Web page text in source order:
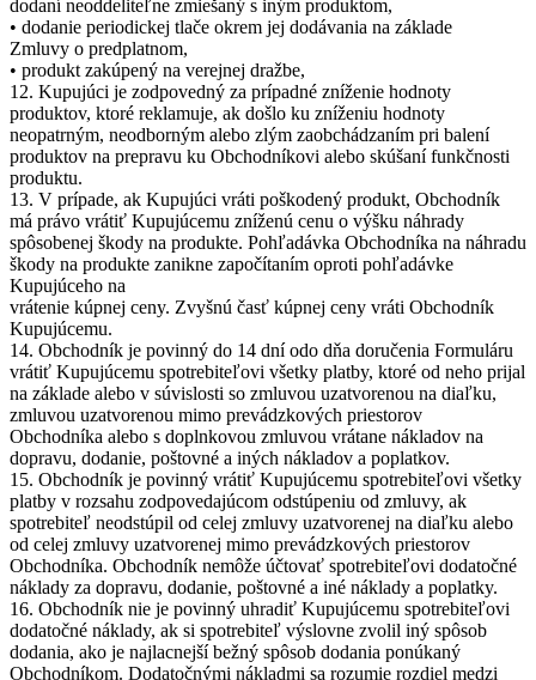
dodaní neoddeliteľne zmiešaný s iným produktom,
• dodanie periodickej tlače okrem jej dodávania na základe
Zmluvy o predplatnom,
• produkt zakúpený na verejnej dražbe,
12. Kupujúci je zodpovedný za prípadné zníženie hodnoty
produktov, ktoré reklamuje, ak došlo ku zníženiu hodnoty
neopatrným, neodborným alebo zlým zaobchádzaním pri balení
produktov na prepravu ku Obchodníkovi alebo skúšaní funkčnosti
produktu.
13. V prípade, ak Kupujúci vráti poškodený produkt, Obchodník
má právo vrátiť Kupujúcemu zníženú cenu o výšku náhrady
spôsobenej škody na produkte. Pohľadávka Obchodníka na náhradu
škody na produkte zanikne započítaním oproti pohľadávke
Kupujúceho na
vrátenie kúpnej ceny. Zvyšnú časť kúpnej ceny vráti Obchodník
Kupujúcemu.
14. Obchodník je povinný do 14 dní odo dňa doručenia Formuláru
vrátiť Kupujúcemu spotrebiteľovi všetky platby, ktoré od neho prijal
na základe alebo v súvislosti so zmluvou uzatvorenou na diaľku,
zmluvou uzatvorenou mimo prevádzkových priestorov
Obchodníka alebo s doplnkovou zmluvou vrátane nákladov na
dopravu, dodanie, poštovné a iných nákladov a poplatkov.
15. Obchodník je povinný vrátiť Kupujúcemu spotrebiteľovi všetky
platby v rozsahu zodpovedajúcom odstúpeniu od zmluvy, ak
spotrebiteľ neodstúpil od celej zmluvy uzatvorenej na diaľku alebo
od celej zmluvy uzatvorenej mimo prevádzkových priestorov
Obchodníka. Obchodník nemôže účtovať spotrebiteľovi dodatočné
náklady za dopravu, dodanie, poštovné a iné náklady a poplatky.
16. Obchodník nie je povinný uhradiť Kupujúcemu spotrebiteľovi
dodatočné náklady, ak si spotrebiteľ výslovne zvolil iný spôsob
dodania, ako je najlacnejší bežný spôsob dodania ponúkaný
Obchodníkom. Dodatočnými nákladmi sa rozumie rozdiel medzi